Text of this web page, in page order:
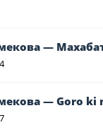
—
— Goro ki